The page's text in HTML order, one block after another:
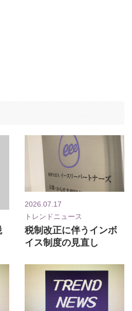
2026.07.17
トレンドニュース
税制改正に伴うインボ
イス制度の見直し